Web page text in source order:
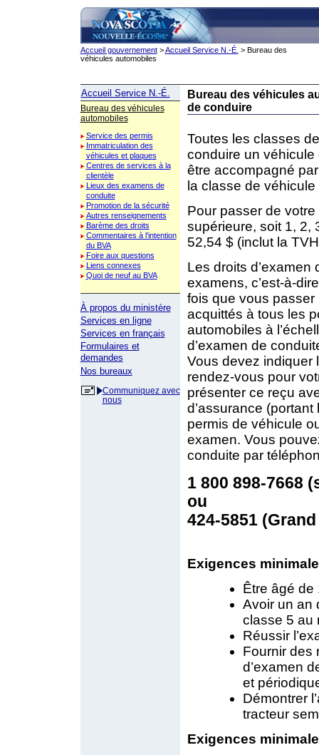
Accueil gouvernement>Accueil Service N.-É. > Bureau des
véhicules automobiles
Accueil Service N.-É.
Bureau des véhicules
automobiles
Service des permis
Immatriculation des
véhicules et plaques
Centres de services à la
clientèle
Lieux des examens de
conduite
Promotion de la sécurité
Autres renseignements
Barème des droits
Commentaires à l'intention
du BVA
Foire aux questions
Liens connexes
Quoi de neuf au BVA
À propos du ministère
Services en ligne
Services en français
Formulaires et
demandes
Nos bureaux
Communiquez avec
nous
Bureau des véhicules
de conduire
Toutes les classes
conduire un
être accompagné
la classe de
Pour passer de
supérieure, soit 1, 2,
52,54 $ (inclut la
Les droits
examens, c’est-à-
fois que vous
acquittés à tous les
automobiles à
d’examen de
Vous devez indiquer
rendez-vous pour
présenter ce reçu
d’assurance
permis de véhicule
examen. Vous
conduite par
1 800 898-7668
ou
424-5851
Exigences
Être âgé de
Avoir un an
classe 5 au
Réussir
Fournir des
d’examen
et
Démontrer
tracteur
Exigences